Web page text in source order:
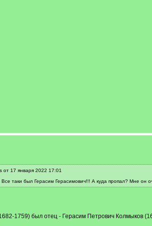
от 17 января 2022 17:01
таки был Герасим Герасимович!!! А куда пропал? Мне он
1759) был отец - Герасим Петрович Колмыков